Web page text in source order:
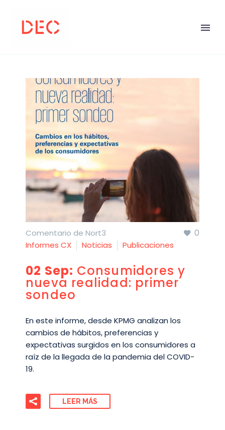
0
Comentario de Nort3
Informes CX
Noticias Publicaciones
02 Sep: Consumidores y
nueva realidad: primer
sondeo
En este informe, desde KPMG analizan los
cambios de hábitos, preferencias y
expectativas surgidos en los consumidores a
raíz de la llegada de la pandemia del COVID-
19.
LEER MÁS